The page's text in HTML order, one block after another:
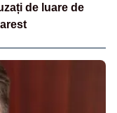
de luare de